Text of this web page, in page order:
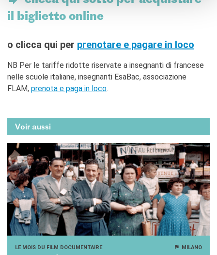
il biglietto online
o clicca qui per prenotare e pagare in loco
NB Per le tariffe ridotte riservate a insegnanti di francese
nelle scuole italiane, insegnanti EsaBac, associazione
FLAM, prenota e paga in loco.
Voir aussi
LE MOIS DU FILM DOCUMENTAIRE MILANO